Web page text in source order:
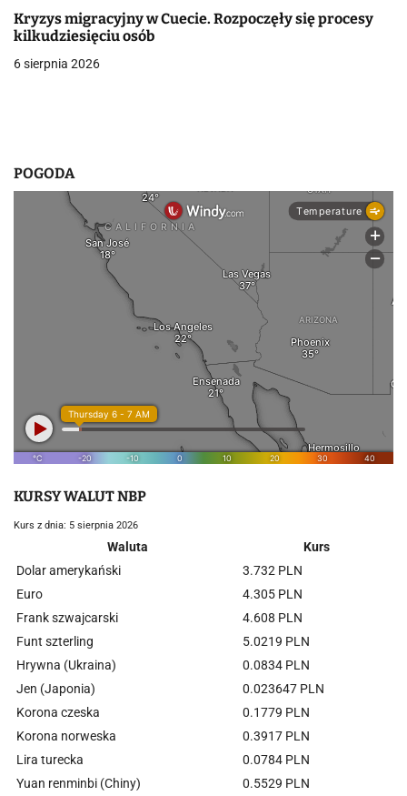
i
s
Kryzys migracyjny w Cuecie. Rozpoczęły się procesy
kilkudziesięciu osób
6 sierpnia 2026
POGODA
KURSY WALUT NBP
Kurs z dnia: 5 sierpnia 2026
Waluta
Kurs
Dolar amerykański
3.732 PLN
Euro
4.305 PLN
Frank szwajcarski
4.608 PLN
Funt szterling
5.0219 PLN
Hrywna (Ukraina)
0.0834 PLN
Jen (Japonia)
0.023647 PLN
Korona czeska
0.1779 PLN
Korona norweska
0.3917 PLN
Lira turecka
0.0784 PLN
Yuan renminbi (Chiny)
0.5529 PLN